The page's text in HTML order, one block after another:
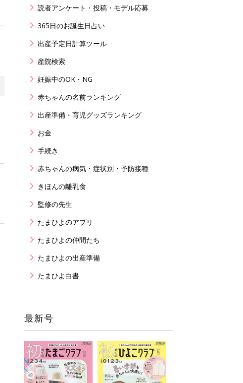
読者アンケート・投稿・モデル応募
365日のお誕生日占い
出産予定日計算ツール
産院検索
妊娠中のOK・NG
赤ちゃんの名前ランキング
出産準備・育児グッズランキング
お金
手続き
赤ちゃんの病気・症状別・予防接種
きほんの離乳食
監修の先生
たまひよのアプリ
たまひよの仲間たち
たまひよの出産準備
たまひよ白書
最新号